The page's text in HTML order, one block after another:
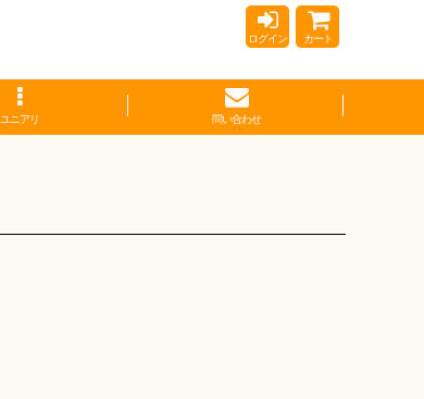
ログイン カート
ユニアリ 問い合わせ